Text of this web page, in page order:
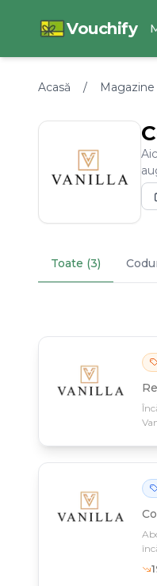
Vouchify
Acasă / Magazine
Toate (3)